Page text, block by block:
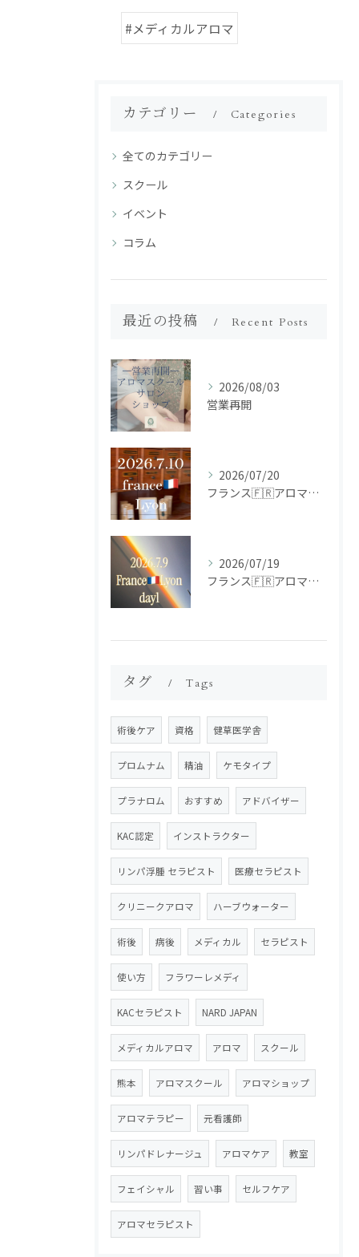
#メディカルアロマ
カテゴリー Categories
全てのカテゴリー
スクール
イベント
コラム
最近の投稿 Recent Posts
2026/08/03
営業再開
2026/07/20
フランス🇫🇷アロマ研修ツアー𝗱𝗮𝘆𝟮
2026/07/19
フランス🇫🇷アロマ研修ツアー𝗱𝗮𝘆𝟭
タグ Tags
術後ケア 資格 健草医学舎
プロムナム 精油 ケモタイプ
プラナロム おすすめ アドバイザー
KAC認定 インストラクター
リンパ浮腫 セラピスト 医療セラピスト
クリニークアロマ ハーブウォーター
術後 病後 メディカル セラピスト
使い方 フラワーレメディ
KACセラピスト NARD JAPAN
メディカルアロマ アロマ スクール
熊本 アロマスクール アロマショップ
アロマテラピー 元看護師
リンパドレナージュ アロマケア 教室
フェイシャル 習い事 セルフケア
アロマセラピスト